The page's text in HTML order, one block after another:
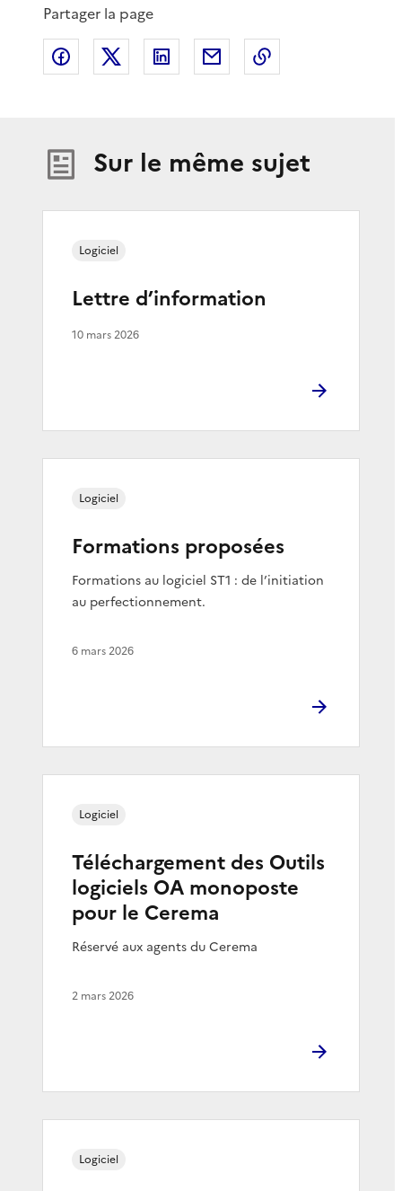
Partager la page
Partager sur Facebook
Partager sur XPartager sur LinkedIn
Partager par email
Sur le même sujet
Lettre d’information
Logiciel
10 mars 2026
Formations proposées
Formations au logiciel ST1 : de l’initiation
au perfectionnement.
Logiciel
6 mars 2026
Téléchargement des Outils
logiciels OA monoposte
pour le Cerema
Réservé aux agents du Cerema
Logiciel
2 mars 2026
Logiciel